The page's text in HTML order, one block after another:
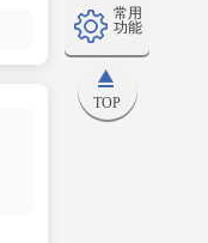
常用
功能
TOP